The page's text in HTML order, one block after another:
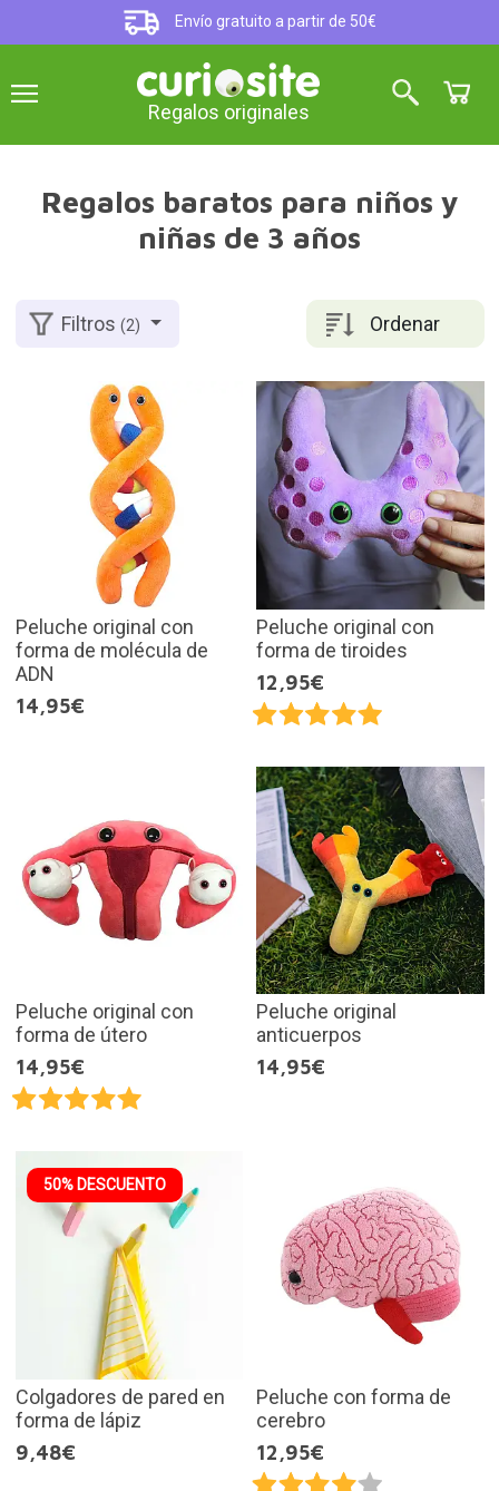
Envío gratuito a partir de 50€
Regalos originales
Regalos baratos para niños y
niñas de 3 años
Ordenar
Filtros(2)
Peluche original con
forma de molécula de
ADN
14,95€
Peluche original con
forma de tiroides
12,95€
Peluche original con
forma de útero
14,95€
Peluche original
anticuerpos
14,95€
50% DESCUENTO
Colgadores de pared en
forma de lápiz
9,48€
Peluche con forma de
cerebro
12,95€